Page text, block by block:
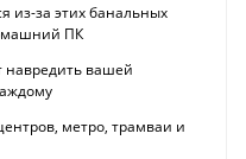
из-за этих банальных
ПК
навредить вашей
метро, трамваи и